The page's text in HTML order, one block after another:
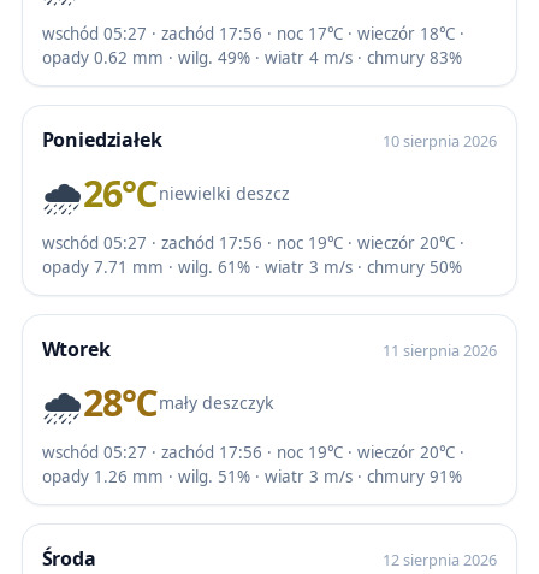
wschód 05:27 · zachód 17:56 · noc 17℃ · wieczór 18℃ ·
opady 0.62 mm · wilg. 49% · wiatr 4 m/s · chmury 83%
Poniedziałek 10 sierpnia 2026
🌧️26℃niewielki deszcz
wschód 05:27 · zachód 17:56 · noc 19℃ · wieczór 20℃ ·
opady 7.71 mm · wilg. 61% · wiatr 3 m/s · chmury 50%
Wtorek 11 sierpnia 2026
🌧️28℃mały deszczyk
wschód 05:27 · zachód 17:56 · noc 19℃ · wieczór 20℃ ·
opady 1.26 mm · wilg. 51% · wiatr 3 m/s · chmury 91%
Środa 12 sierpnia 2026